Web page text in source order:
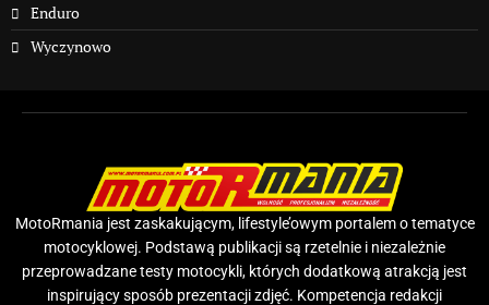
Enduro
Wyczynowo
MotoRmania jest zaskakującym, lifestyle’owym portalem o tematyce
motocyklowej. Podstawą publikacji są rzetelnie i niezależnie
przeprowadzane testy motocykli, których dodatkową atrakcją jest
inspirujący sposób prezentacji zdjęć. Kompetencja redakcji